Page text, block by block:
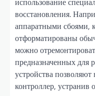
восстановления.
аппаратными сбоями,
отформатированы
можно
предназначенных для
устройства
контроллер, устранив